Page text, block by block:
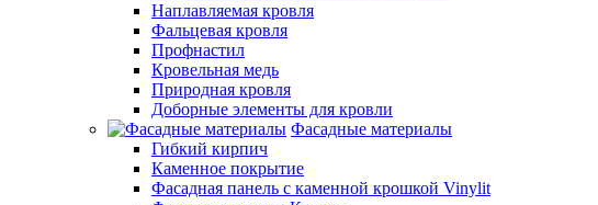
Наплавляемая кровля
Фальцевая кровля
Профнастил
Кровельная медь
Природная кровля
Доборные элементы для кровли
Фасадные материалы
Гибкий кирпич
Каменное покрытие
Фасадная панель с каменной крошкой Vinylit